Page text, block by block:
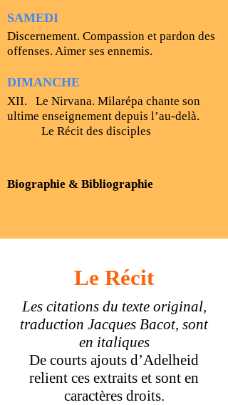
SAMEDI
Discernement. Compassion et pardon des
offenses. Aimer ses ennemis.
DIMANCHE
XII. Le Nirvana. Milarépa chante son
ultime enseignement depuis l’au-delà.
Le Récit des disciples
Biographie & Bibliographie
Le Récit
Les citations du texte original,
traduction Jacques Bacot, sont
en italiques
De courts ajouts d’Adelheid
relient ces extraits et sont en
caractères droits.